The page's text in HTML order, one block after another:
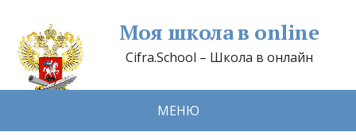
Моя школа в online
Cifra.School – Школа в онлайн
МЕНЮ